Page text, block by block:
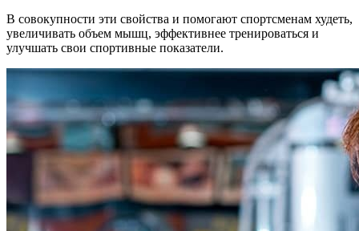
В совокупности эти свойства и помогают спортсменам худеть,
увеличивать объем мышц, эффективнее тренироваться и
улучшать свои спортивные показатели.